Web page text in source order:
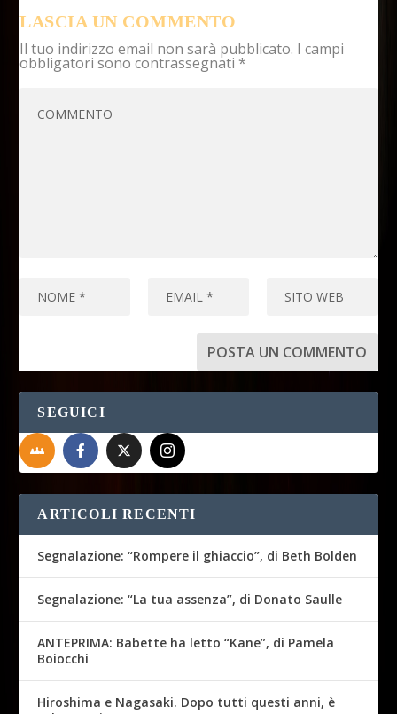
LASCIA UN COMMENTO
Il tuo indirizzo email non sarà pubblicato. I campi
obbligatori sono contrassegnati *
SEGUICI
ARTICOLI RECENTI
Segnalazione: “Rompere il ghiaccio”, di Beth Bolden
Segnalazione: “La tua assenza”, di Donato Saulle
ANTEPRIMA: Babette ha letto “Kane”, di Pamela
Boiocchi
Hiroshima e Nagasaki. Dopo tutti questi anni, è